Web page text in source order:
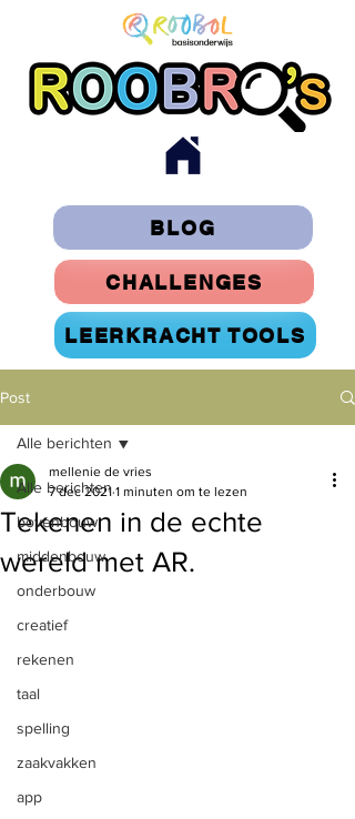
LEERKRACHT TOOLS
CHALLENGES
BLOG
Post
Alle berichten
bovenbouw
middenbouw
onderbouw
creatief
rekenen
taal
spelling
zaakvakken
app
Alle berichten
Tekenen in de echte
wereld met AR.
mellenie de vries
7 dec 2021 1 minuten om te lezen